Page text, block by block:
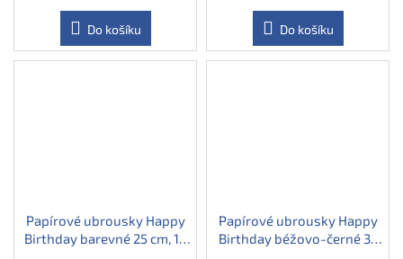
Do košíku Do košíku
Papírové ubrousky Happy
Birthday barevné 25 cm, 16
Papírové ubrousky Happy
Birthday béžovo-černé 33